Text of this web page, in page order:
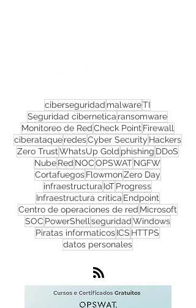
ciberseguridadmalwareTI
Seguridad ciberneticaransomware
Monitoreo de RedCheck PointFirewall
ciberataqueredesCyber SecurityHackers
Zero TrustWhatsUp GoldphishingDDoS
NubeRedNOCOPSWATNGFW
CortafuegosFlowmonZero Day
infraestructuraIoTProgress
Infraestructura criticaEndpoint
Centro de operaciones de redMicrosoft
PowerShellseguridadWindows
datos personales